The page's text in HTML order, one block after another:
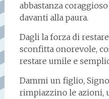
abbastanza
davanti alla paura.
Dagli la forza di
sconfitta onorevole,
restare umile e
Dammi un figlio,
rimpiazzino le azioni,